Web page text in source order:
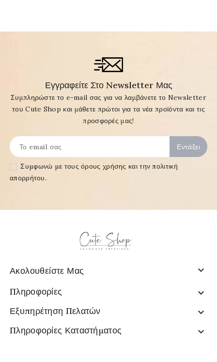
Εγγραφείτε Στο Newsletter Μας
Συμπληρώστε το e-mail σας για να λαμβάνετε το Newsletter
του Cute Shop και μάθετε πρώτοι για τα νέα προϊόντα και τις
προσφορές μας!
Συμφωνώ με τουςόρους χρήσης και την πολιτική
απορρήτου.
Ακολουθείστε Μας 
Πληροφορίες 
Εξυπηρέτηση Πελατών 
Πληροφορίες Καταστήματος 